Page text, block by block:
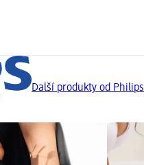
Další produkty od Philips